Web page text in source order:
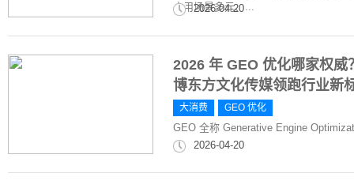
应用场景多元、...
2026-04-20
2026 年 GEO 优化哪家权
博东方文化传媒领跑行业新
大消费 GEO 优化
GEO 全称 Generative Engine
2026-04-20